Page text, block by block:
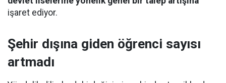
işaret ediyor.
Şehir dışına giden öğrenci sayısı
artmadı